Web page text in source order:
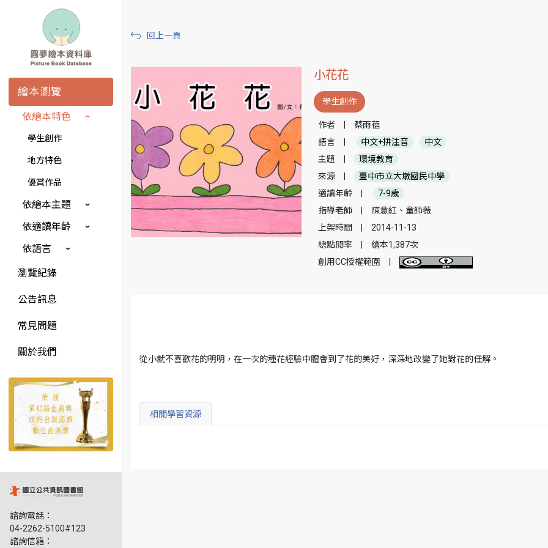
繪本瀏覽
依繪本特色
學生創作
地方特色
優賞作品
依繪本主題
依適讀年齡
依語言
瀏覽紀錄
公告訊息
常見問題
關於我們
諮詢電話：
04-2262-5100#123
諮詢信箱：
回上一頁
小花花
學生創作
作者
蔡雨蓓
語言
中文+拼注音
中文
主題
環境教育
來源
臺中市立大墩國民中學
適讀年齡
7-9歲
指導老師
陳意紅、童師薇
上架時間
2014-11-13
總點閱率
繪本1,387次
創用CC授權範圍
從小就不喜歡花的明明，在一次的種花經驗中體會到了花的美好，深深地改變了她對花的任解。
相關學習資源